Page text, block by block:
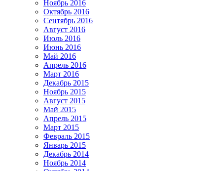
Ноябрь 2016
Октябрь 2016
Сентябрь 2016
Август 2016
Июль 2016
Июнь 2016
Май 2016
Апрель 2016
Март 2016
Декабрь 2015
Ноябрь 2015
Август 2015
Май 2015
Апрель 2015
Март 2015
Февраль 2015
Январь 2015
Декабрь 2014
Ноябрь 2014